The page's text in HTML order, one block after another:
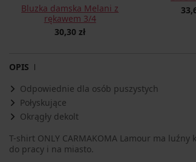
Bluzka damska Melani z
rękawem 3/4
30,30 zł
OPIS
Odpowiednie dla osób puszystych
Połyskujące
Okrągły dekolt
T-shirt ONLY CARMAKOMA Lamour ma
do pracy i na miasto.